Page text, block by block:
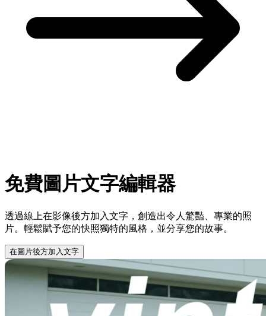
免費圖片文字編輯器
透過線上在影像後方加入文字，創造出令人驚豔、專業的照
片。輕鬆賦予您的快照獨特的風格，並分享您的故事。
在圖片後方加入文字